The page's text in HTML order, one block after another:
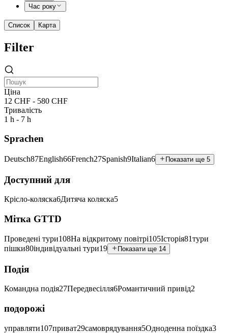
Час року
Список Карта
Filter
Ціна
12 CHF - 580 CHF
Тривалість
1 h - 7 h
Sprachen
Deutsch87English66French27Spanish9Italian6 Показати ще 5
Доступний для
Крісло-коляска6Дитяча коляска5
Мітка GTTD
Проведені тури108На відкритому повітрі105Історія81тури
пішки80індивідуальні тури19 Показати ще 14
Подія
Командна подія27Передвесілля6Романтичний привід2
подорожі
управляти107приват29самоврядування5Одноденна поїздка3